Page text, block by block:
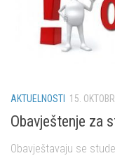
AKTUELNOSTI 15.
Obavještenje za
Obavještavaju se